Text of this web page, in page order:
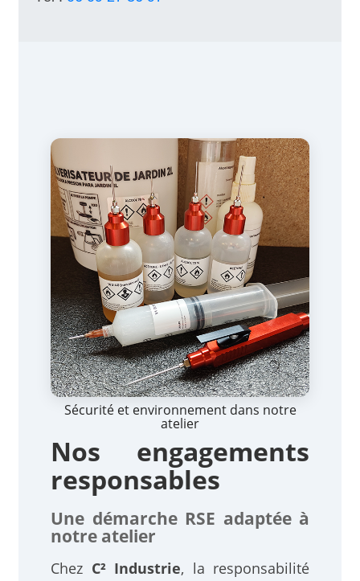
Sécurité et environnement dans notre
atelier
Nos engagements
responsables
Une démarche RSE adaptée à
notre atelier
Chez C² Industrie, la responsabilité